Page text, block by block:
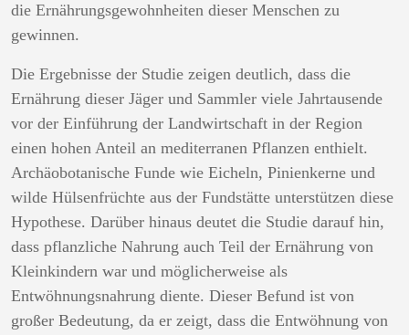
die Ernährungsgewohnheiten dieser Menschen zu
gewinnen.
Die Ergebnisse der Studie zeigen deutlich, dass die
Ernährung dieser Jäger und Sammler viele Jahrtausende
vor der Einführung der Landwirtschaft in der Region
einen hohen Anteil an mediterranen Pflanzen enthielt.
Archäobotanische Funde wie Eicheln, Pinienkerne und
wilde Hülsenfrüchte aus der Fundstätte unterstützen diese
Hypothese. Darüber hinaus deutet die Studie darauf hin,
dass pflanzliche Nahrung auch Teil der Ernährung von
Kleinkindern war und möglicherweise als
Entwöhnungsnahrung diente. Dieser Befund ist von
großer Bedeutung, da er zeigt, dass die Entwöhnung von